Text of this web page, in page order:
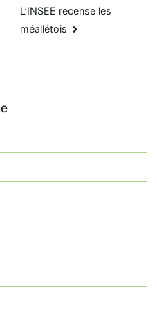
L’INSEE recense les
méallétois